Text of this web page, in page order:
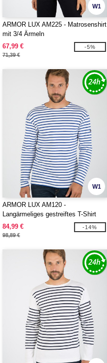
W1
ARMOR LUX AM225 - Matrosenshirt
mit 3/4 Ärmeln
67,99 €
71,39 €
-5%
W1
ARMOR LUX AM120 -
Langärmeliges gestreiftes T-Shirt
84,99 €
98,89 €
-14%